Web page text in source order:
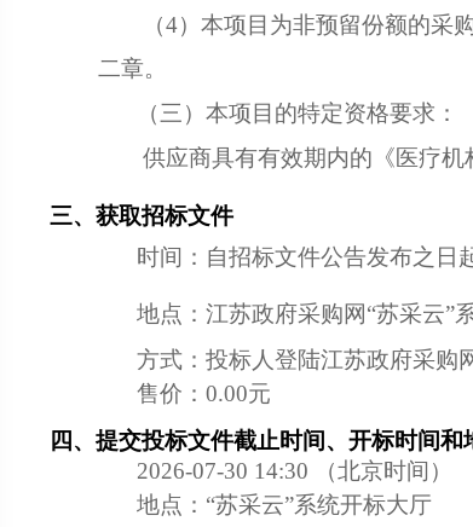
（4）本项目为非预留份额的采
二章。
（三）本项目的特定资格要求：
供应商具有有效期内的《医疗机
三、获取招标文件
时间： 自招标文件公告发布之日
地点： 江苏政府采购网“苏采云”
方式： 投标人登陆江苏政府采购
售价： 0.00元
四、提交投标文件截止时间、开标时间和
2026-07-30 14:30 （北京时间）
地点： “苏采云”系统开标大厅